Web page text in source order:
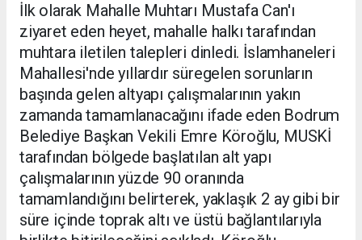
İlk olarak Mahalle Muhtarı Mustafa Can'ı
ziyaret eden heyet, mahalle halkı tarafından
muhtara iletilen talepleri dinledi. İslamhaneleri
Mahallesi'nde yıllardır süregelen sorunların
başında gelen altyapı çalışmalarının yakın
zamanda tamamlanacağını ifade eden Bodrum
Belediye Başkan Vekili Emre Köroğlu, MUSKİ
tarafından bölgede başlatılan alt yapı
çalışmalarının yüzde 90 oranında
tamamlandığını belirterek, yaklaşık 2 ay gibi bir
süre içinde toprak altı ve üstü bağlantılarıyla